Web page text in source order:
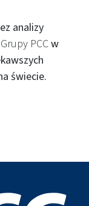
analizy
PCCw
świecie.